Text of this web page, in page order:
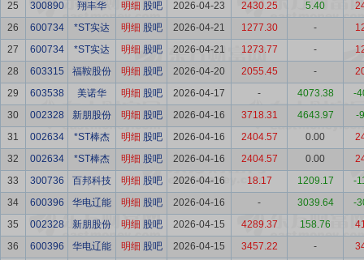
25
300890 翔丰华 明细 股吧 2026-04-23 2430.25 5.40
26
600734 *ST实达 明细 股吧 2026-04-21 1277.30 -
27
600734 *ST实达 明细 股吧 2026-04-21 1273.77 -
28
603315 福鞍股份 明细 股吧 2026-04-20 2055.45 -
29
603538 美诺华 明细 股吧 2026-04-17 - 4073.38
-
30
002328 新朋股份 明细 股吧 2026-04-16 3718.31 4643.97
-
31
002634 *ST棒杰 明细 股吧 2026-04-16 2404.57 0.00
32
002634 *ST棒杰 明细 股吧 2026-04-16 2404.57 0.00
33
300736 百邦科技 明细 股吧 2026-04-16 18.17 1209.17
-
34
600396 华电辽能 明细 股吧 2026-04-16 - 3039.64
-
35
002328 新朋股份 明细 股吧 2026-04-15 4289.37 158.76
36
600396 华电辽能 明细 股吧 2026-04-15 3457.22 -